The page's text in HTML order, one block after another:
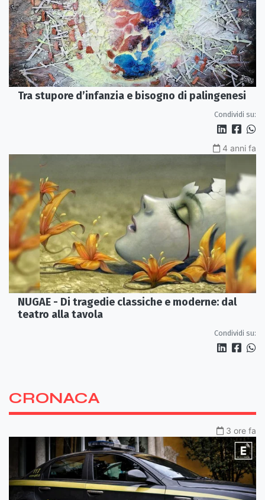
Tra stupore d’infanzia e bisogno di palingenesi
Condividi su:
4 anni fa
NUGAE - Di tragedie classiche e moderne: dal
teatro alla tavola
Condividi su:
CRONACA
3 ore fa